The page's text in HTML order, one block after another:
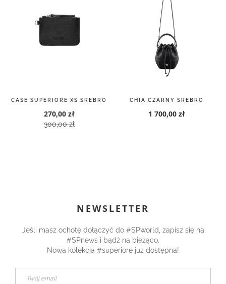
CASE SUPERIORE XS SREBRO
270,00 zł
300,00 zł
CHIA CZARNY SREBRO
1 700,00 zł
NEWSLETTER
Jeśli masz ochotę dołączyć do #SPworld, zapisz się na
#SPnews i bądź na bieżąco.
Nowa kolekcja #superiore już dostępna!